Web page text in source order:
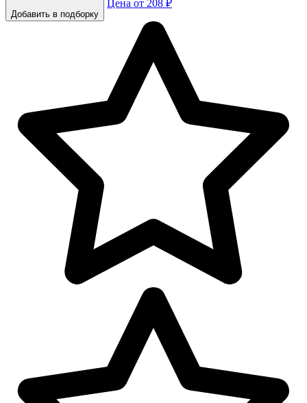
Добавить в подборку
Цена от 208 ₽